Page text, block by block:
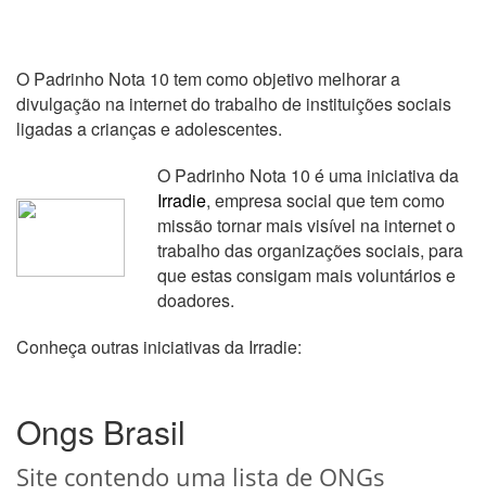
O Padrinho Nota 10 tem como objetivo melhorar a
divulgação na internet do trabalho de instituições sociais
ligadas a crianças e adolescentes.
O Padrinho Nota 10 é uma iniciativa da
Irradie, empresa social que tem como
missão tornar mais visível na internet o
trabalho das organizações sociais, para
que estas consigam mais voluntários e
doadores.
Conheça outras iniciativas da Irradie:
Ongs Brasil
Site contendo uma lista de ONGs